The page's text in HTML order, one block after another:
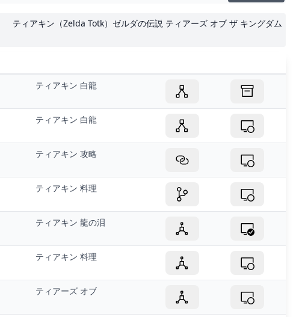
ティアキン（Zelda Totk）ゼルダの伝説 ティアーズ オブ ザ キングダム
ティアキン 白龍
ティアキン 白龍
ティアキン 攻略
ティアキン 料理
ティアキン 龍の泪
ティアキン 料理
ティアーズ オブ